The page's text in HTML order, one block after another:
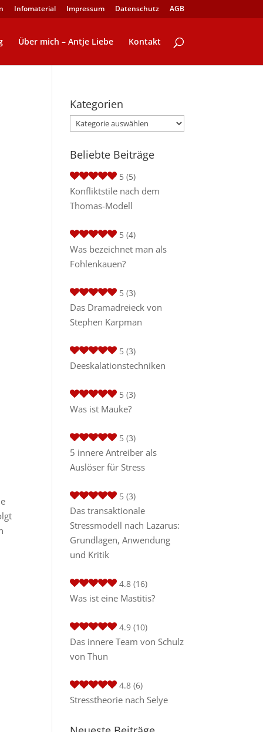
Infomaterial Impressum Datenschutz AGB
Über mich – Antje Liebe Kontakt
Kategorien
Kategorien
Beliebte Beiträge
5 (5)
Konfliktstile nach dem
Thomas-Modell
5 (4)
Was bezeichnet man als
Fohlenkauen?
5 (3)
Das Dramadreieck von
Stephen Karpman
5 (3)
Deeskalationstechniken
5 (3)
Was ist Mauke?
5 (3)
5 innere Antreiber als
Auslöser für Stress
5 (3)
Das transaktionale
Stressmodell nach Lazarus:
Grundlagen, Anwendung
und Kritik
4.8 (16)
Was ist eine Mastitis?
4.9 (10)
Das innere Team von Schulz
von Thun
4.8 (6)
Stresstheorie nach Selye